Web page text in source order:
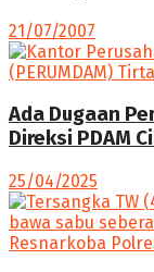
21/07/2007
Ada Dugaan
Direksi PDAM
25/04/2025